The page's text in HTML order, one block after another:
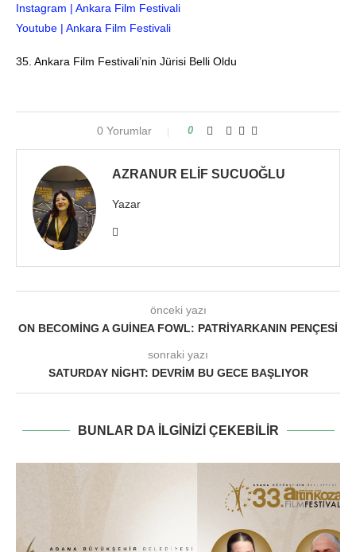
Instagram | Ankara Film Festivali
Youtube | Ankara Film Festivali
35. Ankara Film Festivali’nin Jürisi Belli Oldu
0 Yorumlar 0
AZRANUR ELIF SUCUOĞLU
Yazar
önceki yazı
ON BECOMING A GUINEA FOWL: PATRIYARKANIN PENÇESI
sonraki yazı
SATURDAY NIGHT: DEVRIM BU GECE BAŞLIYOR
BUNLAR DA ILGINIZI ÇEKEBILIR